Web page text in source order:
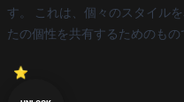
す。 これは、個々のスタイル
たの個性を共有するためのもの